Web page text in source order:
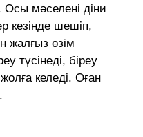
мәселені діни
кезінде шешіп,
жалғыз өзім
түсінеді, біреу
келеді. Оған